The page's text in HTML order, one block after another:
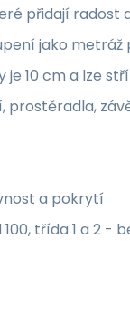
přidají radost
jako
10 cm a lze
prostěradla,
a pokrytí
třída 1 a 2 -